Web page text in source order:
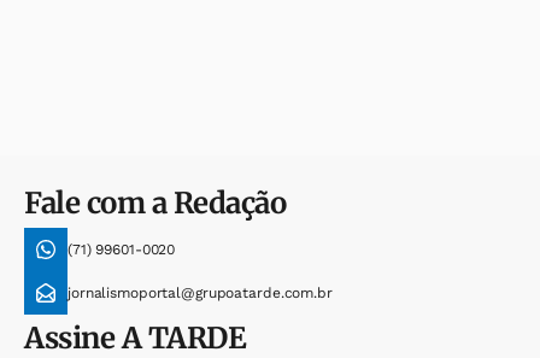
Fale com a Redação
(71) 99601-0020
jornalismoportal@grupoatarde.com.br
AssineA TARDE